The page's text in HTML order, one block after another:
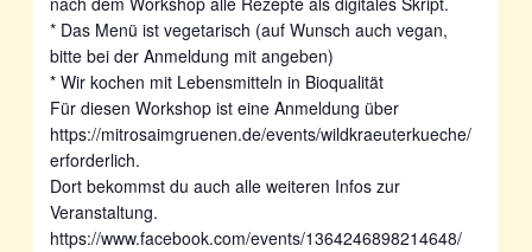
* Das Menü ist vegetarisch (auf Wunsch auch vegan,
bitte bei der Anmeldung mit angeben)
* Wir kochen mit Lebensmitteln in Bioqualität
Für diesen Workshop ist eine Anmeldung über
https://mitrosaimgruenen.de/events/wildkraeuterkueche/
erforderlich.
Dort bekommst du auch alle weiteren Infos zur
Veranstaltung.
https://www.facebook.com/events/1364246898214648/